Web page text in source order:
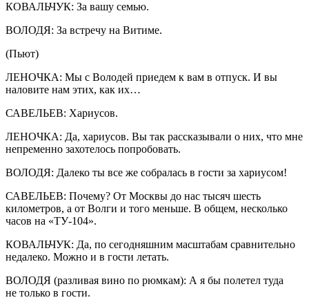
КОВАЛЬЧУК: За вашу семью.
ВОЛОДЯ: За встречу на Витиме.
(Пьют)
ЛЕНОЧКА: Мы с Володей приедем к вам в отпуск. И вы
наловите нам этих, как их…
САВЕЛЬЕВ: Хариусов.
ЛЕНОЧКА: Да, хариусов. Вы так рассказывали о них, что мне
непременно захотелось попробовать.
ВОЛОДЯ: Далеко ты все же собралась в гости за хариусом!
САВЕЛЬЕВ: Почему? От Москвы до нас тысяч шесть
километров, а от Волги и того меньше. В общем, несколько
часов на «ТУ-104».
КОВАЛЬЧУК: Да, по сегодняшним масштабам сравнительно
недалеко. Можно и в гости летать.
ВОЛОДЯ (разливая вино по рюмкам): А я бы полетел туда
не только в гости.